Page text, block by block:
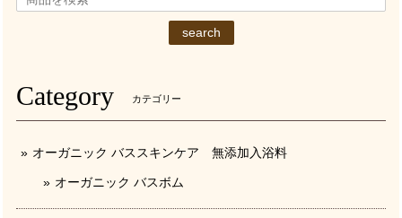
search
Category カテゴリー
オーガニック バススキンケア 無添加入浴料
オーガニック バスボム